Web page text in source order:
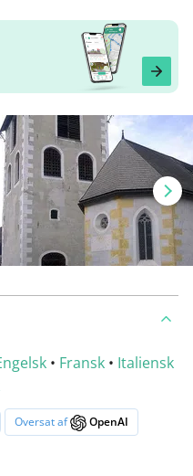
• Fransk • Italiensk
Oversat af OpenAI